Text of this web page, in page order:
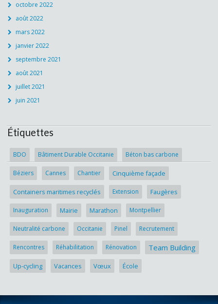
octobre 2022
août 2022
mars 2022
janvier 2022
septembre 2021
août 2021
juillet 2021
juin 2021
Étiquettes
BDO Bâtiment Durable Occitanie Béton bas carbone
Béziers Cannes Chantier Cinquième façade
Containers maritimes recyclés Extension Faugères
Inauguration Mairie Marathon Montpellier
Neutralité carbone Occitanie Pinel Recrutement
Rencontres Réhabilitation Rénovation Team Building
Up-cycling Vacances Vœux École